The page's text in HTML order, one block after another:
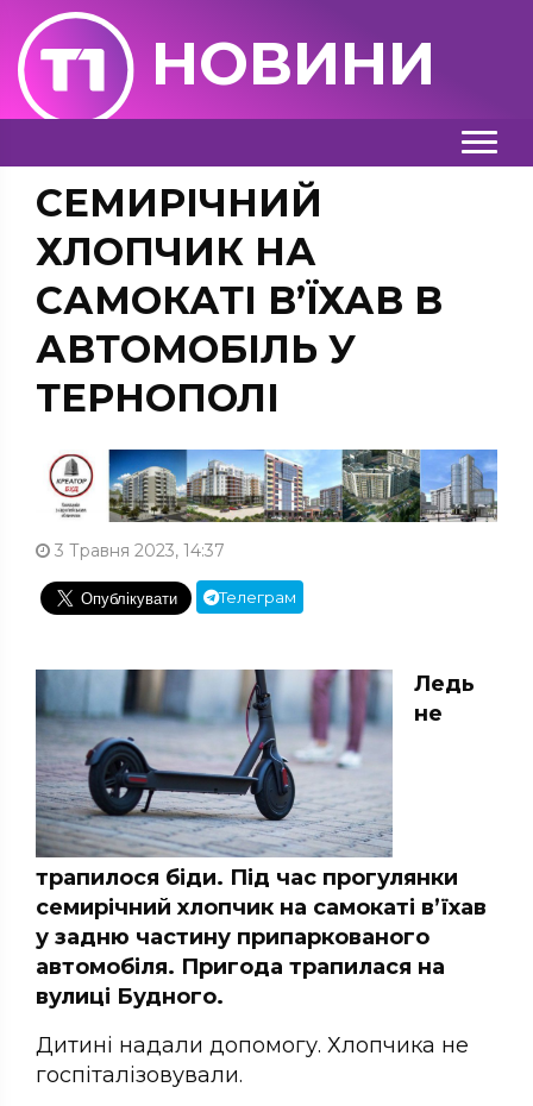
НОВИНИ
СЕМИРІЧНИЙ
ХЛОПЧИК НА
САМОКАТІ В’ЇХАВ В
АВТОМОБІЛЬ У
ТЕРНОПОЛІ
3 Травня 2023, 14:37
Телеграм
Ледь
не
трапилося біди. Під час прогулянки
семирічний хлопчик на самокаті в’їхав
у задню частину припаркованого
автомобіля. Пригода трапилася на
вулиці Будного.
Дитині надали допомогу. Хлопчика не
госпіталізовували.